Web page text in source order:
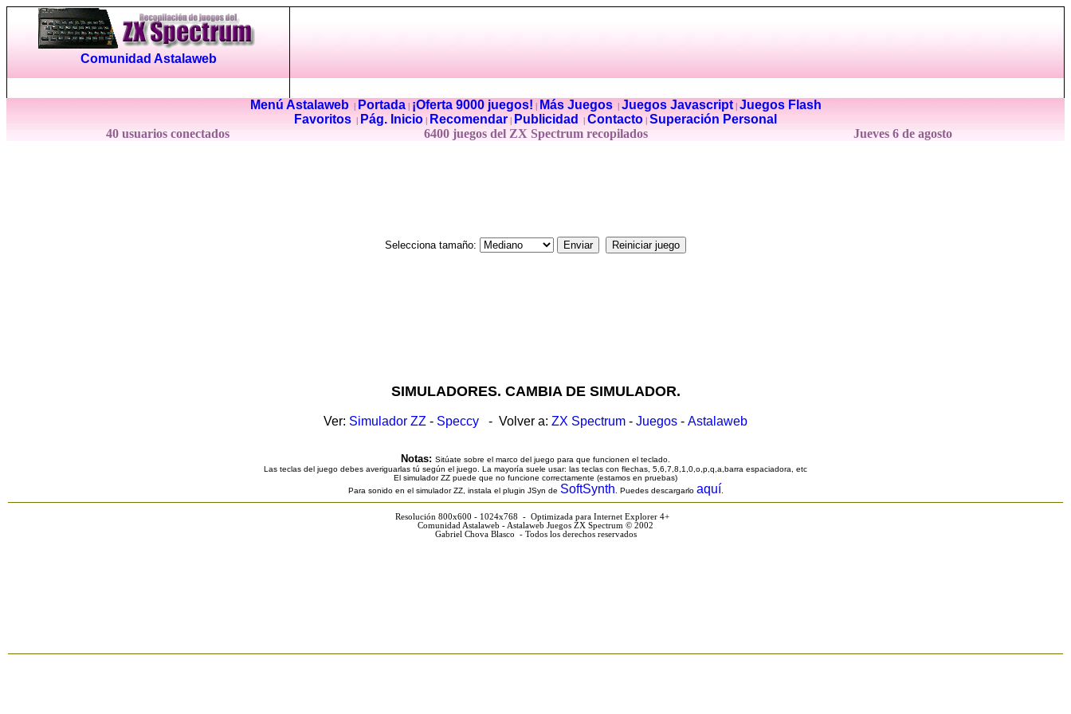
Comunidad Astalaweb
Menú Astalaweb| Portada| ¡Oferta 9000 juegos! Más Juegos| Juegos Javascript| Juegos Flash
Favoritos
Pág. Inicio Recomendar Publicidad Contacto Superación Personal
40 usuarios conectados
6400 juegos del ZX Spectrum recopilados Jueves 6 de agosto
Selecciona tamaño:
SIMULADORES. CAMBIA DE SIMULADOR.
Ver: Simulador ZZ - Speccy - Volver a: ZX Spectrum - Juegos - Astalaweb
Notas: Sitúate sobre el marco del juego para que funcionen el teclado.
Las teclas del juego debes averiguarlas tú según el juego. La mayoría suele usar: las teclas con flechas, 5,6,7,8,1,0,o,p,q,a,barra espaciadora, etc
El simulador ZZ puede que no funcione correctamente (estamos en pruebas)
Para sonido en el simulador ZZ, instala el plugin JSyn de SoftSynth . Puedes descargarlo aquí
Resolución 800x600 - 1024x768 - Optimizada para Internet Explorer 4+
Comunidad Astalaweb - Astalaweb Juegos ZX Spectrum © 2002
Gabriel Chova Blasco - Todos los derechos reservados